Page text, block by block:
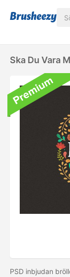
Ska Du Vara
PSD inbjudan